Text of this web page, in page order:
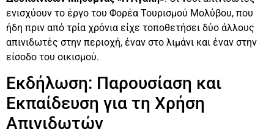
ενισχύουν το έργο του Φορέα Τουρισμού Μολύβου, που
ήδη πριν από τρία χρόνια είχε τοποθετήσει δύο άλλους
απινιδωτές στην περιοχή, έναν στο λιμάνι και έναν στην
είσοδο του οικισμού.
Εκδήλωση: Παρουσίαση και
Εκπαίδευση για τη Χρήση
Απινιδωτών